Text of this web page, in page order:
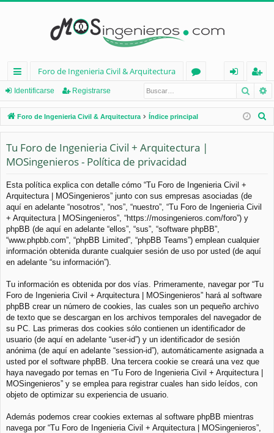
nl
ac
es
rá
pi
d
os
Foro de Ingenieria Civil & Arquitectura
os
nt
ifi
e
eg
ist
ra
Identificarse Registrarse
Foro de Ingenieria Civil & Arquitectura Índice principal
Tu Foro de Ingenieria Civil + Arquitectura |
MOSingenieros - Política de privacidad
Esta política explica con detalle cómo “Tu Foro de Ingenieria Civil +
Arquitectura | MOSingenieros” junto con sus empresas asociadas (de
aquí en adelante “nosotros”, “nos”, “nuestro”, “Tu Foro de Ingenieria Civil
+ Arquitectura | MOSingenieros”, “https://mosingenieros.com/foro”) y
phpBB (de aquí en adelante “ellos”, “sus”, “software phpBB”,
“www.phpbb.com”, “phpBB Limited”, “phpBB Teams”) emplean cualquier
información obtenida durante cualquier sesión de uso por usted (de aquí
en adelante “su información”).
Tu información es obtenida por dos vías. Primeramente, navegar por “Tu
Foro de Ingenieria Civil + Arquitectura | MOSingenieros” hará al software
phpBB crear un número de cookies, las cuales son un pequeño archivo
de texto que se descargan en los archivos temporales del navegador de
su PC. Las primeras dos cookies sólo contienen un identificador de
usuario (de aquí en adelante “user-id”) y un identificador de sesión
anónima (de aquí en adelante “session-id”), automáticamente asignada a
usted por el software phpBB. Una tercera cookie se creará una vez que
haya navegado por temas en “Tu Foro de Ingenieria Civil + Arquitectura |
MOSingenieros” y se emplea para registrar cuales han sido leídos, con
objeto de optimizar su experiencia de usuario.
Además podemos crear cookies externas al software phpBB mientras
navega por “Tu Foro de Ingenieria Civil + Arquitectura | MOSingenieros”,